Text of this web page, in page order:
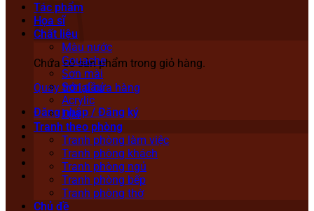
Chưa có sản phẩm trong giỏ hàng.
Quay trở lại cửa hàng
Đăng nhập / Đăng ký
Tác phẩm
Họa sĩ
Chất liệu
Màu nước
Gouache
Sơn mài
Sơn dầu
Acrylic
Lụa
Tranh theo phòng
Tranh phòng làm việc
Tranh phòng khách
Tranh phòng ngủ
Tranh phòng bếp
Tranh phòng thờ
Chủ đề